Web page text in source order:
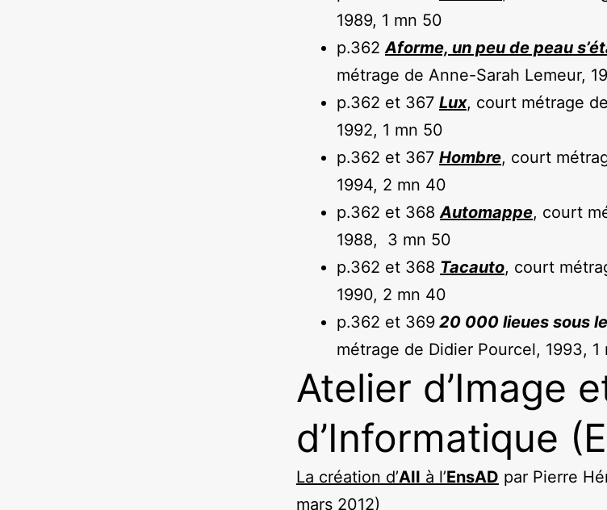
1989, 1 mn 50
p.362 Aforme, un peu de peau
métrage de Anne-Sarah Lemeur,
p.362 et 367 Lux, court métrage
1992, 1 mn 50
p.362 et 367 Hombre, court
1994, 2 mn 40
p.362 et 368 Automappe, court
1988, 3 mn 50
p.362 et 368 Tacauto, court
1990, 2 mn 40
p.362 et 369 20 000 lieues sous
métrage de Didier Pourcel, 1993, 1
Atelier d’Image
d’Informatique
La création d’AII à l’EnsAD par Pierre
mars 2012)